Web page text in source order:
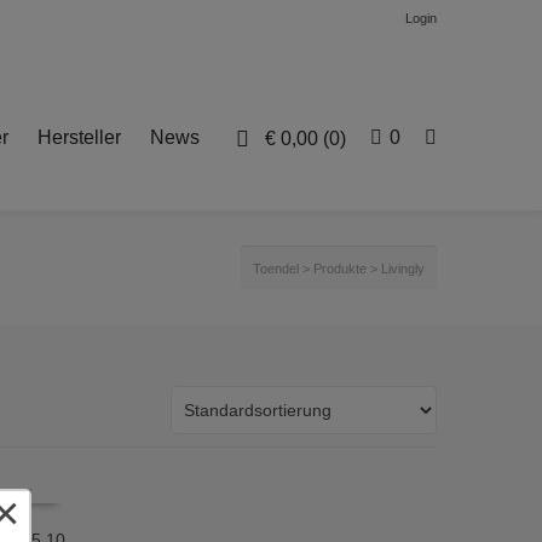
Login
€ 0,00 (0) 0
Hersteller News
Toendel > Produkte > Livingly